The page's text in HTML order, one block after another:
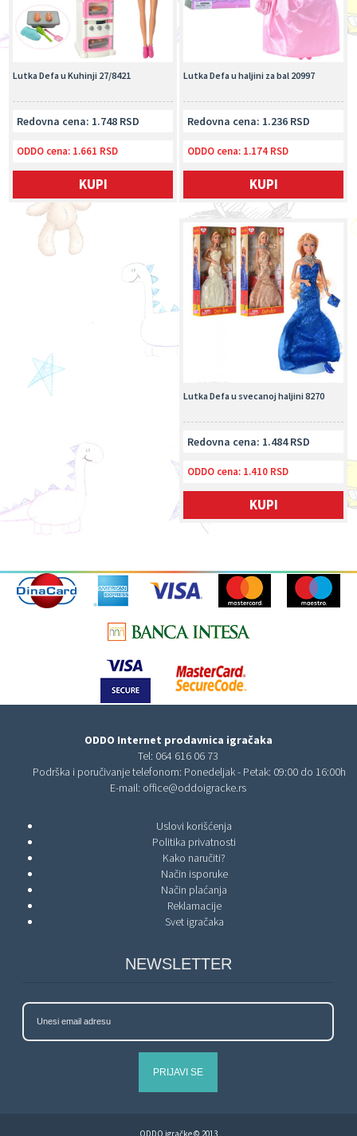
Lutka Defa u haljini za bal 20997
Redovna cena: 1.236 RSD
ODDO cena: 1.174 RSD
KUPI
Lutka Defa u Kuhinji 27/8421
Redovna cena: 1.748 RSD
ODDO cena: 1.661 RSD
KUPI
Lutka Defa u svecanoj haljini 8270
Redovna cena: 1.484 RSD
ODDO cena: 1.410 RSD
KUPI
ODDO Internet prodavnica igračaka
Tel: 064 616 06 73
Podrška i poručivanje telefonom: Ponedeljak - Petak: 09:00 do 16:00h
E-mail: office@oddoigracke.rs
Uslovi korišćenja
Politika privatnosti
Kako naručiti?
Način isporuke
Način plaćanja
Reklamacije
Svet igračaka
NEWSLETTER
PRIJAVI SE
ODDO igračke © 2013